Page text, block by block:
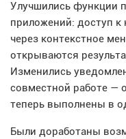
Улучшились функции
приложений: доступ к
через контекстное
открываются
Изменились
совместной работе —
теперь выполнены в
Были доработаны